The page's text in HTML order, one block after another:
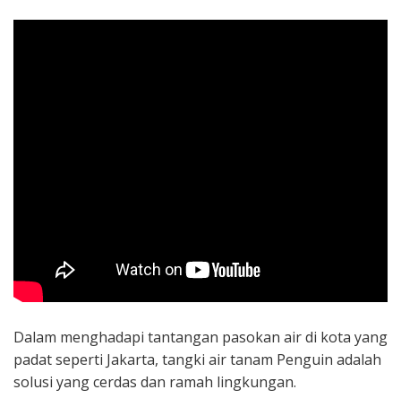
Dalam menghadapi tantangan pasokan air di kota yang
padat seperti Jakarta, tangki air tanam Penguin adalah
solusi yang cerdas dan ramah lingkungan.